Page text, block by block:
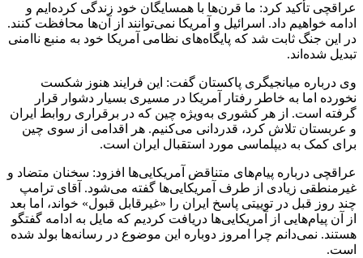
عراقچی تأکید کرد: ما قرن‌ها با همسایگان خود زندگی کرده‌ایم و
ادامه خواهیم داد. اسرائیل و آمریکا نمی‌توانند از آن‌ها محافظت کنند.
در این جنگ ثابت شد که پایگاه‌های نظامی آمریکا خود به منبع ناامنی
تبدیل شده‌اند.
وی درباره میانجیگری پاکستان گفت: این فرایند هنوز شکست
نخورده اما به خاطر رفتار آمریکا در مسیری بسیار دشوار قرار
گرفته است. از هر کشوری به‌ویژه چین که در برقراری روابط ایران
و عربستان تلاش کرد، قدردانی می‌کنیم. هر اقدامی از سوی چین
برای کمک به دیپلماسی مورد استقبال ایران است.
عراقچی درباره پیام‌های متناقض آمریکایی‌ها افزود: سخنان متضاد و
غیرمنطقی زیادی از طرف آمریکایی‌ها گفته می‌شود. آقای ترامپ
چند روز قبل در توییتی پاسخ ایران را «غیرقابل قبول» خواند، اما بعد
از آن پیام‌هایی از آمریکایی‌ها دریافت کردیم که مایل به ادامه گفتگو
هستند. نمی‌دانم چرا امروز دوباره این موضوع در رسانه‌ها بولد شده
است.